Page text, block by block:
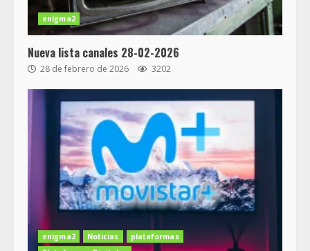
enigma2
Nueva lista canales 28-02-2026
28 de febrero de 2026 3202
enigma2 Noticias
plataformas